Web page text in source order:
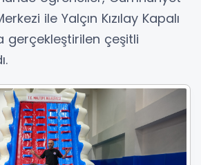
ile Yalçın Kızılay Kapalı
gerçekleştirilen çeşitli